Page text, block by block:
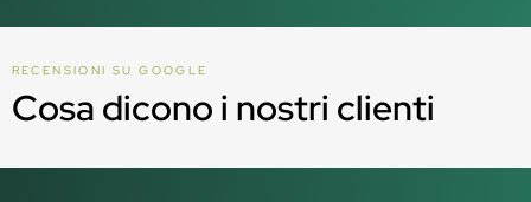
RECENSIONI SU GOOGLE
Cosa dicono i nostri clienti